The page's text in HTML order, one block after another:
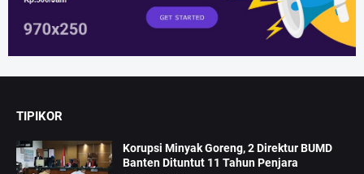
TIPIKOR
Korupsi Minyak Goreng, 2 Direktur BUMD
Banten Dituntut 11 Tahun Penjara